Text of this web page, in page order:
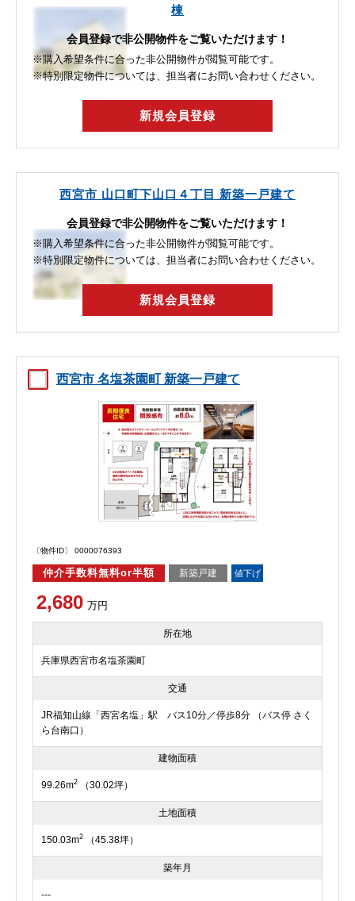
棟
会員登録で非公開物件をご覧いただけます！
※購入希望条件に合った非公開物件が閲覧可能です。
※特別限定物件については、担当者にお問い合わせください。
新規会員登録
西宮市 山口町下山口４丁目 新築一戸建て
会員登録で非公開物件をご覧いただけます！
※購入希望条件に合った非公開物件が閲覧可能です。
※特別限定物件については、担当者にお問い合わせください。
新規会員登録
西宮市 名塩茶園町 新築一戸建て
〔物件ID〕 0000076393
仲介手数料無料or半額 新築戸建 値下げ
2,680 万円
所在地
兵庫県西宮市名塩茶園町
交通
JR福知山線「西宮名塩」駅 バス10分／停歩8分 （バス停 さく
ら台南口）
建物面積
99.26m2 （30.02坪）
土地面積
150.03m2 （45.38坪）
築年月
---